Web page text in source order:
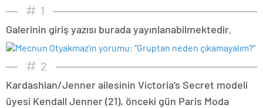
1
Galerinin giriş yazısı burada yayınlanabilmektedir.
2
Kardashian/Jenner ailesinin Victoria’s Secret modeli
üyesi Kendall Jenner (21), önceki gün Paris Moda